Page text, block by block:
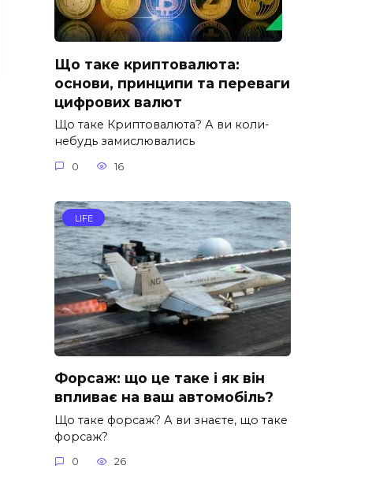
Що таке криптовалюта:
основи, принципи та переваги
цифрових валют
Що таке Криптовалюта? А ви коли-
небудь замислювались
0 16
LIFE
Форсаж: що це таке і як він
впливає на ваш автомобіль?
Що таке форсаж? А ви знаєте, що таке
форсаж?
0 26